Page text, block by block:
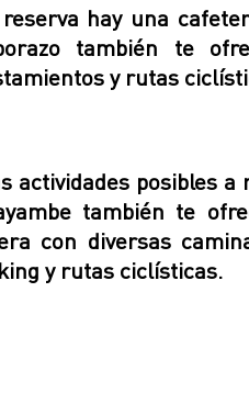
hay una
también te
y rutas
actividades posibles a
también te
con diversas
y rutas ciclísticas.